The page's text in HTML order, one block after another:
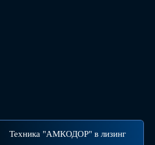
Техника "АМКОДОР" в лизинг